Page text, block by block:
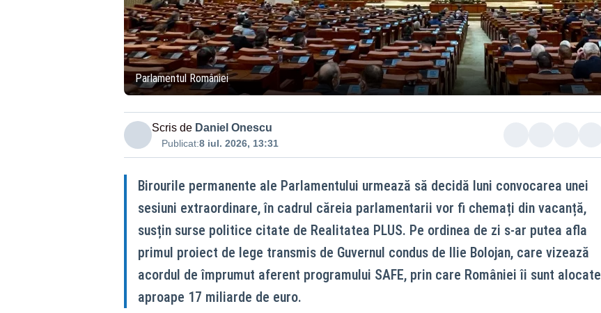
Parlamentul României
Scris de Daniel Onescu
Publicat:8 iul. 2026, 13:31
Birourile permanente ale Parlamentului urmează să decidă luni convocarea unei
sesiuni extraordinare, în cadrul căreia parlamentarii vor fi chemați din vacanță,
susțin surse politice citate de Realitatea PLUS. Pe ordinea de zi s-ar putea afla
primul proiect de lege transmis de Guvernul condus de Ilie Bolojan, care vizează
acordul de împrumut aferent programului SAFE, prin care României îi sunt alocate
aproape 17 miliarde de euro.